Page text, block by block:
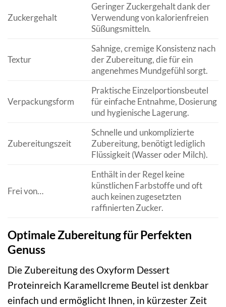
Zuckergehalt
Geringer Zuckergehalt dank der
Verwendung von kalorienfreien
Süßungsmitteln.
Textur
Sahnige, cremige Konsistenz nach
der Zubereitung, die für ein
angenehmes Mundgefühl sorgt.
Verpackungsform
Praktische Einzelportionsbeutel
für einfache Entnahme, Dosierung
und hygienische Lagerung.
Zubereitungszeit
Schnelle und unkomplizierte
Zubereitung, benötigt lediglich
Flüssigkeit (Wasser oder Milch).
Frei von…
Enthält in der Regel keine
künstlichen Farbstoffe und oft
auch keinen zugesetzten
raffinierten Zucker.
Optimale Zubereitung für Perfekten
Genuss
Die Zubereitung des Oxyform Dessert
Proteinreich Karamellcreme Beutel ist denkbar
einfach und ermöglicht Ihnen, in kürzester Zeit